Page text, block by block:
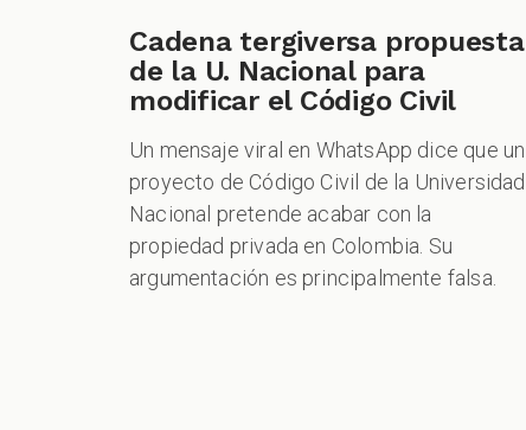
Cadena tergiversa propuesta
de la U. Nacional para
modificar el Código Civil
Un mensaje viral en WhatsApp dice que un
proyecto de Código Civil de la Universidad
Nacional pretende acabar con la
propiedad privada en Colombia. Su
argumentación es principalmente falsa.